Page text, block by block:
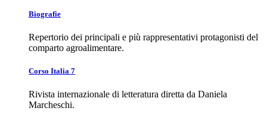
Biografie
Repertorio dei principali e più rappresentativi protagonisti del
comparto agroalimentare.
Corso Italia 7
Rivista internazionale di letteratura diretta da Daniela
Marcheschi.